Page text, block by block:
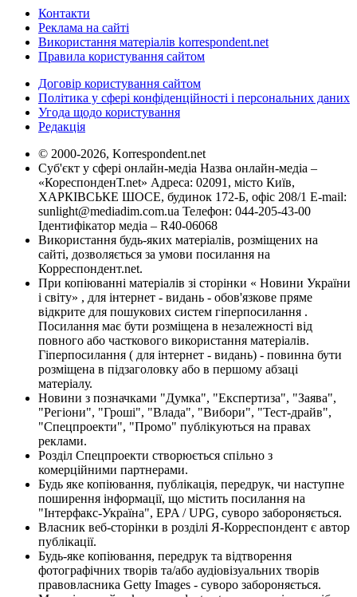
Контакти
Реклама на сайті
Використання матеріалів korrespondent.net
Правила користування сайтом
Договір користування сайтом
Політика у сфері конфіденційності і персональних даних
Угода щодо користування
Редакція
© 2000-2026, Korrespondent.net
Суб'єкт у сфері онлайн-медіа Назва онлайн-медіа –
«КореспонденТ.net» Адреса: 02091, місто Київ,
ХАРКІВСЬКЕ ШОСЕ, будинок 172-Б, офіс 208/1 E-mail:
sunlight@mediadim.com.ua Телефон: 044-205-43-00
Ідентифікатор медіа – R40-06068
Використання будь-яких матеріалів, розміщених на
сайті, дозволяється за умови посилання на
Корреспондент.net.
При копіюванні матеріалів зі сторінки « Новини України
і світу» , для інтернет - видань - обов'язкове пряме
відкрите для пошукових систем гіперпосилання .
Посилання має бути розміщена в незалежності від
повного або часткового використання матеріалів.
Гіперпосилання ( для інтернет - видань) - повинна бути
розміщена в підзаголовку або в першому абзаці
матеріалу.
Новини з позначками "Думка", "Експертиза", "Заява",
"Регіони", "Гроші", "Влада", "Вибори", "Тест-драйв",
"Спецпроекти", "Промо" публікуються на правах
реклами.
Розділ Спецпроекти створюється спільно з
комерційними партнерами.
Будь яке копіювання, публікація, передрук, чи наступне
поширення інформації, що містить посилання на
"Інтерфакс-Україна", EPA / UPG, суворо забороняється.
Власник веб-сторінки в розділі Я-Корреспондент є автор
публікації.
Будь-яке копіювання, передрук та відтворення
фотографічних творів та/або аудіовізуальних творів
правовласника Getty Images - суворо забороняється.